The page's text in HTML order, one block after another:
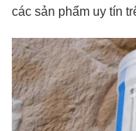
các sản phẩm uy tín